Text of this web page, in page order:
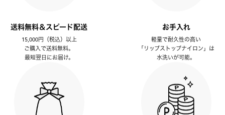
送料無料＆スピード配送
15,000円（税込）以上
ご購入で送料無料。
最短翌日にお届け。
お手入れ
軽量で耐久性の高い
「リップストップナイロン」は
水洗いが可能。